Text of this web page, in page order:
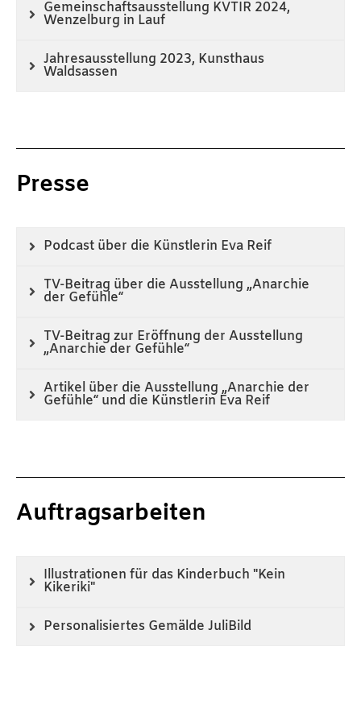
Gemeinschaftsausstellung KVTIR 2024,
Wenzelburg in Lauf
Jahresausstellung 2023, Kunsthaus
Waldsassen
Presse
Podcast über die Künstlerin Eva Reif
TV-Beitrag über die Ausstellung „Anarchie
der Gefühle“
TV-Beitrag zur Eröffnung der Ausstellung
„Anarchie der Gefühle“
Artikel über die Ausstellung „Anarchie der
Gefühle“ und die Künstlerin Eva Reif
Auftragsarbeiten
Illustrationen für das Kinderbuch "Kein
Kikeriki"
Personalisiertes Gemälde JuliBild